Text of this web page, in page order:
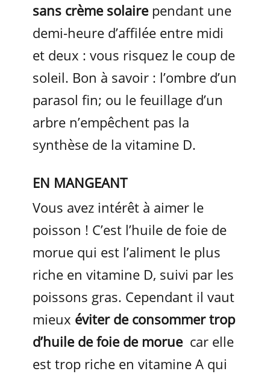
sans crème solaire pendant une
demi-heure d’affilée entre midi
et deux : vous risquez le coup de
soleil. Bon à savoir : l’ombre d’un
parasol fin; ou le feuillage d’un
arbre n’empêchent pas la
synthèse de la vitamine D.
EN MANGEANT
Vous avez intérêt à aimer le
poisson ! C’est l’huile de foie de
morue qui est l’aliment le plus
riche en vitamine D, suivi par les
poissons gras. Cependant il vaut
mieux éviter de consommer trop
d’huile de foie de morue car elle
est trop riche en vitamine A qui